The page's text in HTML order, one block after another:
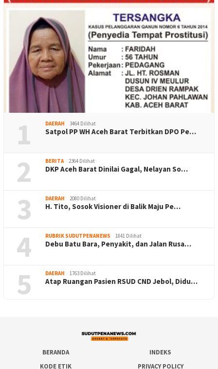
1 DAERAH 3464 Dilihat
Satpol PP WH Aceh Barat Terbitkan DPO Pe…
2 BERITA 2364 Dilihat
DKP Aceh Barat Dinilai Gagal, Nelayan So…
3 DAERAH 2080 Dilihat
H. Tito, Sosok Visioner di Balik Maju Pe…
4 RUBRIK SUDUTPENANEWS 1841 Dilihat
Debu Batu Bara, Penyakit, dan Jalan Rusa…
5 DAERAH 1763 Dilihat
Atap Ruangan Pasien RSUD CND Jebol, Didu…
BERANDA
INDEKS
KODE ETIK
PRIVACY POLICY